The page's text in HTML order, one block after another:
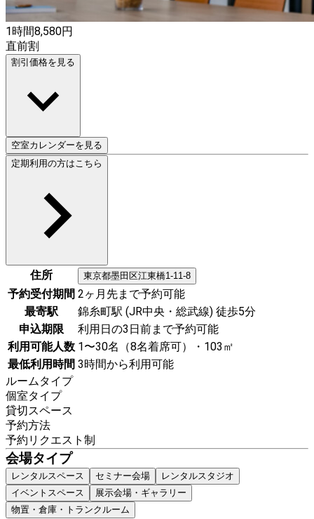
1時間8,580円
直前割
割引価格を見る
空室カレンダーを見る
定期利用の方はこちら
住所 東京都墨田区江東橋1-11-8
予約受付期間 2ヶ月先まで予約可能
最寄駅
錦糸町駅 (JR中央・総武線) 徒歩5分
申込期限
利用日の3日前まで予約可能
利用可能人数 1〜30名（8名着席可）・103㎡
最低利用時間 3時間から利用可能
ルームタイプ
個室タイプ
貸切スペース
予約方法
予約リクエスト制
会場タイプ
レンタルスペース セミナー会場
レンタルスタジオ
イベントスペース
展示会場・ギャラリー
物置・倉庫・トランクルーム